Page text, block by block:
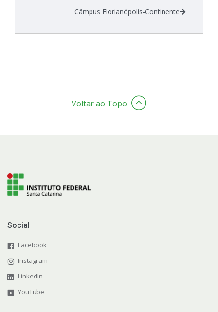
Câmpus Florianópolis-Continente
Voltar ao Topo
Social
Facebook
Instagram
LinkedIn
YouTube